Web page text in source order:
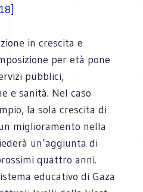
in crescita e
per età pone
pubblici,
e sanità. Nel caso
la sola crescita di
miglioramento nella
un’aggiunta di
quattro anni.
educativo di Gaza